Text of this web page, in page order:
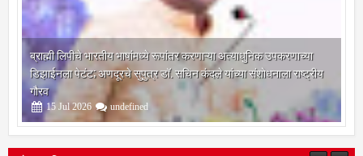
ब्राह्मी लिपीचे भारतीय भाषांमध्ये रूपांतर करणाऱ्या अत्याधुनिक उपकरणाच्या
डिझाईनला पेटंट; अणदूरचे सुपुत्र डॉ. सचिन कंदले यांच्या संशोधनाला राष्ट्रीय
गौरव
15 Jul 2026 undefined